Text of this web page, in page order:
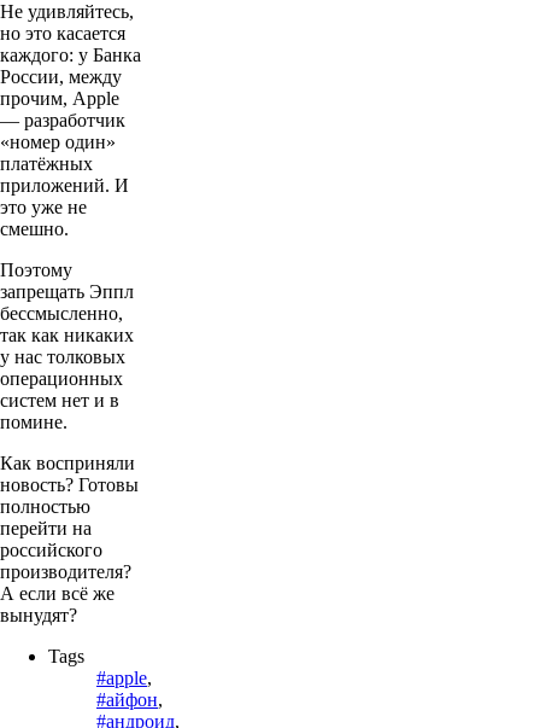
Не удивляйтесь,
но это касается
каждого: у Банка
России, между
прочим, Apple
— разработчик
«номер один»
платёжных
приложений. И
это уже не
смешно.
Поэтому
запрещать Эппл
бессмысленно,
так как никаких
у нас толковых
операционных
систем нет и в
помине.
Как восприняли
новость? Готовы
полностью
перейти на
российского
производителя?
А если всё же
вынудят?
Tags
#apple,
#айфон,
#андроид,